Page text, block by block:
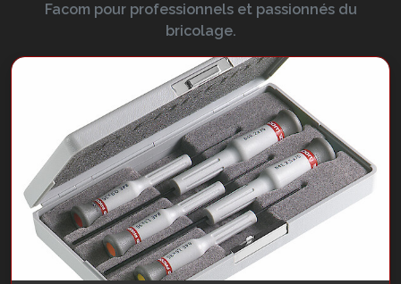
Facom pour professionnels et passionnés du
bricolage.